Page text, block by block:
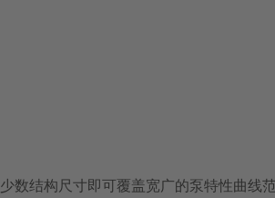
少数结构尺寸即可覆盖宽广的泵特性曲线